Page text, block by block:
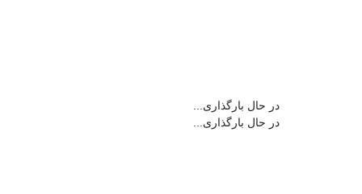
در حال بارگذاری...
در حال بارگذاری...